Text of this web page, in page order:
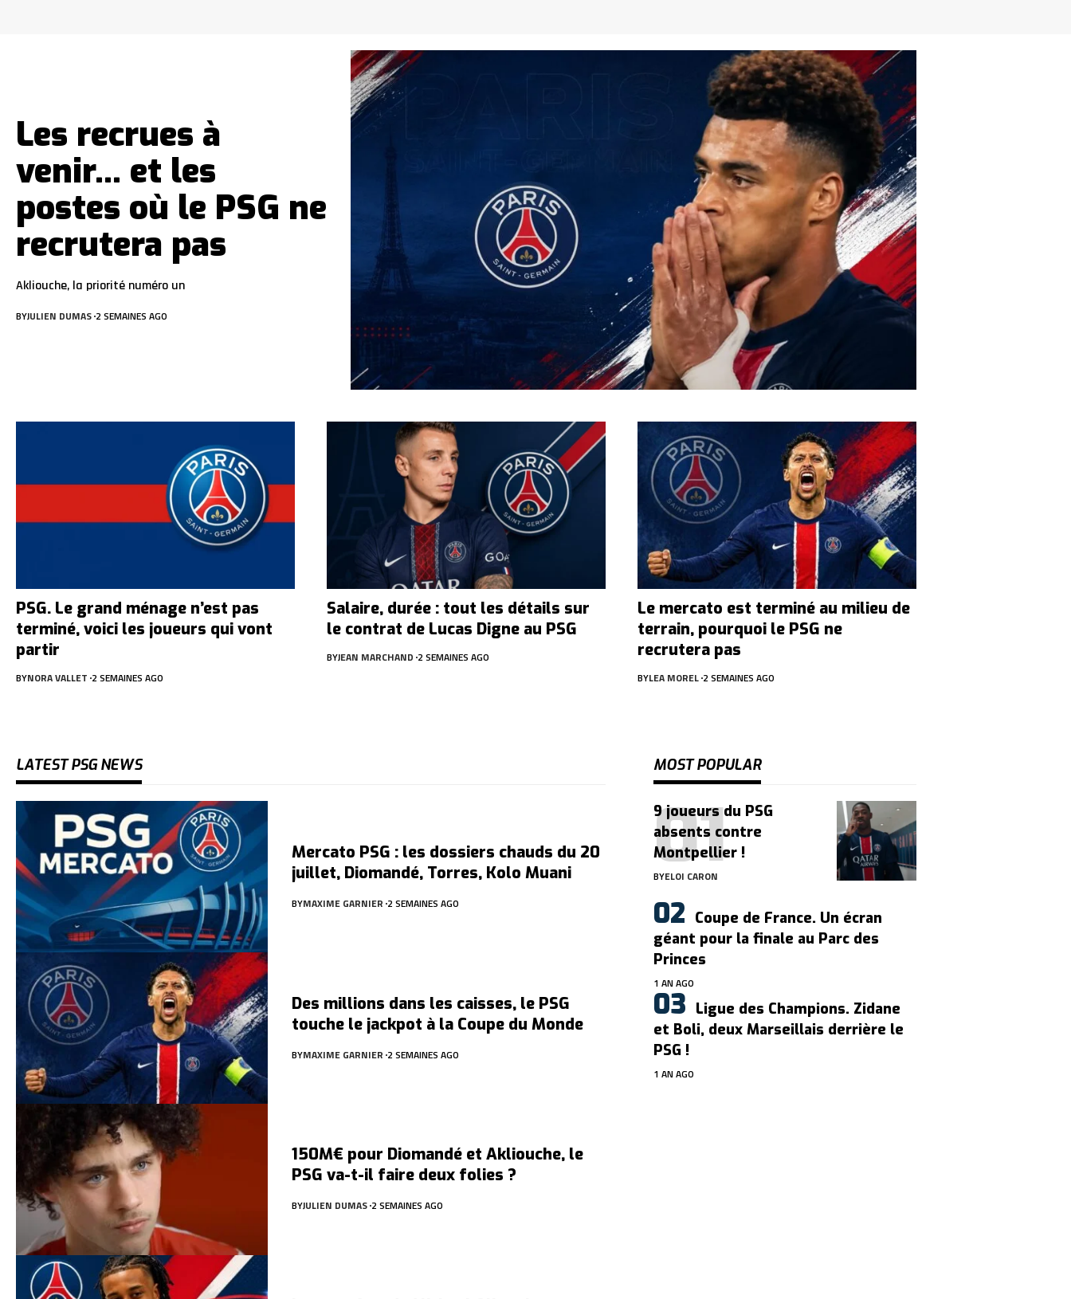
Les recrues à
venir… et les
postes où le PSG ne
recrutera pas
Akliouche, la priorité numéro un
BYJULIEN DUMAS 2 SEMAINES AGO
PSG. Le grand ménage n’est pas
terminé, voici les joueurs qui vont
partir
BYNORA VALLET 2 SEMAINES AGO
Salaire, durée : tout les détails sur
le contrat de Lucas Digne au PSG
BYJEAN MARCHAND 2 SEMAINES AGO
Le mercato est terminé au milieu de
terrain, pourquoi le PSG ne
recrutera pas
BYLEA MOREL 2 SEMAINES AGO
LATEST PSG NEWS
Mercato PSG : les dossiers chauds du 20
juillet, Diomandé, Torres, Kolo Muani
BYMAXIME GARNIER 2 SEMAINES AGO
Des millions dans les caisses, le PSG
touche le jackpot à la Coupe du Monde
BYMAXIME GARNIER 2 SEMAINES AGO
150M€ pour Diomandé et Akliouche, le
PSG va-t-il faire deux folies ?
BYJULIEN DUMAS 2 SEMAINES AGO
MOST POPULAR
9 joueurs du PSG
absents contre
Montpellier !
BYELOI CARON
Coupe de France. Un écran
géant pour la finale au Parc des
Princes
1 AN AGO
Ligue des Champions. Zidane
et Boli, deux Marseillais derrière le
PSG !
1 AN AGO